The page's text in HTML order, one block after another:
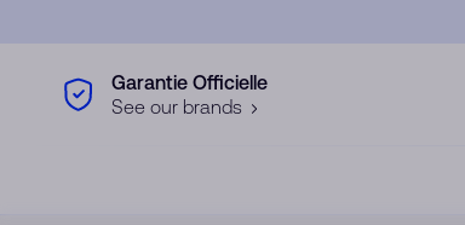
Garantie Officielle
See our brands